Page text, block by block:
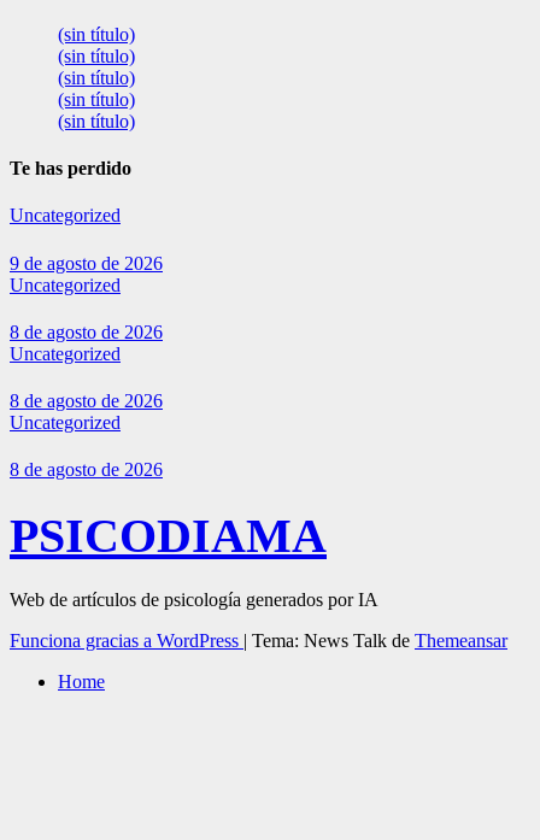
(sin título)
(sin título)
(sin título)
(sin título)
(sin título)
Te has perdido
Uncategorized
9 de agosto de 2026
Uncategorized
8 de agosto de 2026
Uncategorized
8 de agosto de 2026
Uncategorized
8 de agosto de 2026
PSICODIAMA
Web de artículos de psicología generados por IA
Funciona gracias a WordPress | Tema: News Talk de Themeansar
Home